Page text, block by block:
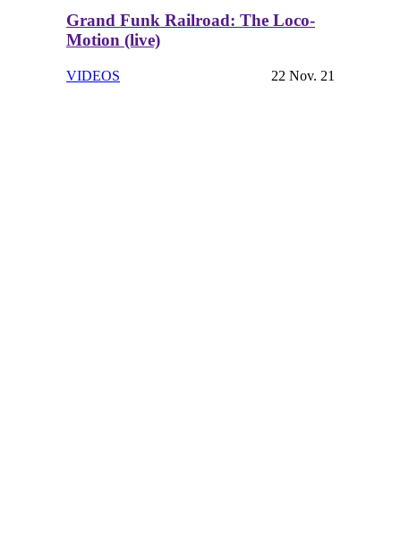
Grand Funk Railroad: The Loco-
Motion (live)
VIDEOS 22 Nov. 21